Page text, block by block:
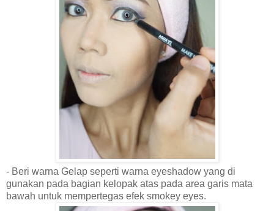
- Beri warna Gelap seperti warna eyeshadow yang di
gunakan pada bagian kelopak atas pada area garis mata
bawah untuk mempertegas efek smokey eyes.